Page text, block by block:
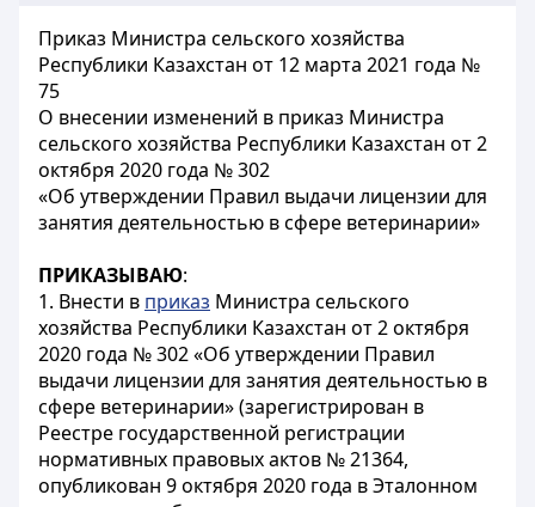
Приказ Министра сельского хозяйства
Республики Казахстан от 12 марта 2021 года №
75
О внесении изменений в приказ Министра
сельского хозяйства Республики Казахстан от 2
октября 2020 года № 302
«Об утверждении Правил выдачи лицензии для
занятия деятельностью в сфере ветеринарии»
ПРИКАЗЫВАЮ:
1. Внести в приказ Министра сельского
хозяйства Республики Казахстан от 2 октября
2020 года № 302 «Об утверждении Правил
выдачи лицензии для занятия деятельностью в
сфере ветеринарии» (зарегистрирован в
Реестре государственной регистрации
нормативных правовых актов № 21364,
опубликован 9 октября 2020 года в Эталонном